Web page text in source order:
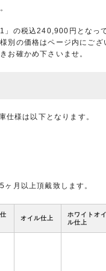
」の税込240,900円となっ
別の価格はページ内にござ
お確かめ下さいませ。
様は以下となります。
月以上頂戴致します。
オイル仕上
ホワイトオイ
ル仕上